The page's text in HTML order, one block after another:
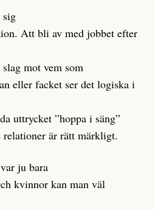
sig
Att bli av med jobbet efter
mot vem som
eller facket ser det logiska i
uttrycket ”hoppa i säng”
är rätt märkligt.
ju bara
kvinnor kan man väl